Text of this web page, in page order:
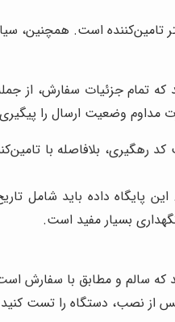
تامین‌کننده است.
تمام جزئیات سفارش، از
وضعیت ارسال را پیگیری
رهگیری، بلافاصله با
پایگاه داده باید شامل
بسیار مفید است.
سالم و مطابق با سفارش
نصب، دستگاه را تست